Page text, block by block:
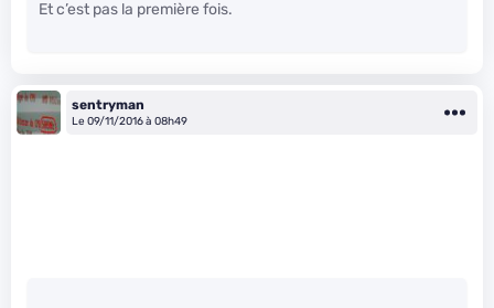
Et c’est pas la première fois.
sentryman
Le 09/11/2016 à 08h49